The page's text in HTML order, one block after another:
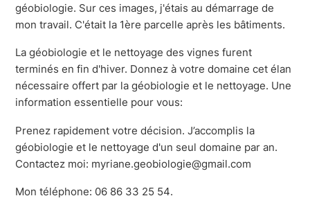
géobiologie. Sur ces images, j'étais au démarrage de
mon travail. C'était la 1ère parcelle après les bâtiments.
La géobiologie et le nettoyage des vignes furent
terminés en fin d'hiver. Donnez à votre domaine cet élan
nécessaire offert par la géobiologie et le nettoyage. Une
information essentielle pour vous:
Prenez rapidement votre décision. J’accomplis la
géobiologie et le nettoyage d'un seul domaine par an.
Contactez moi: myriane.geobiologie@gmail.com
Mon téléphone: 06 86 33 25 54.